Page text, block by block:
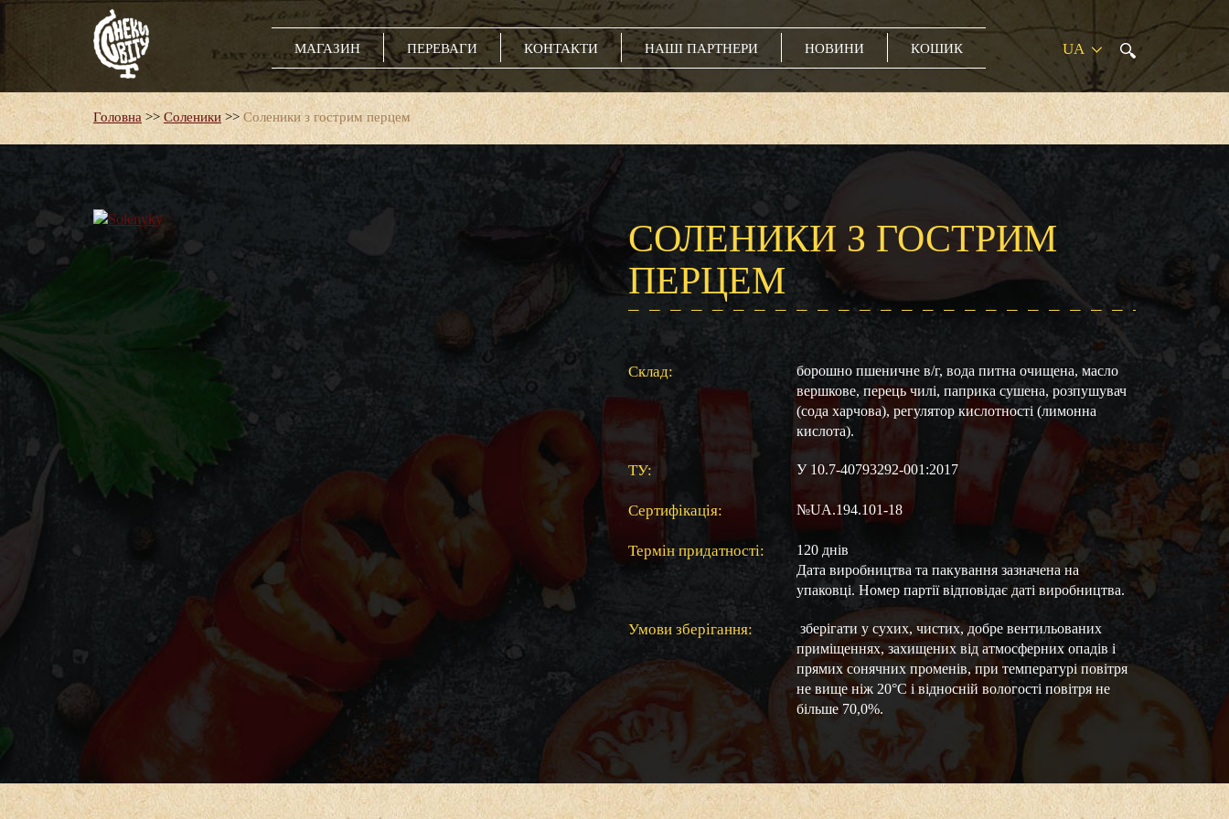
МАГАЗИН ПЕРЕВАГИ КОНТАКТИ НАШІ ПАРТНЕРИ НОВИНИ КОШИК
Головна >>Соленики >> Соленики з гострим перцем
СОЛЕНИКИ З ГОСТРИМ
ПЕРЦЕМ
Склад:
борошно пшеничне в/г, вода питна очищена, масло
вершкове, перець чилі, паприка сушена, розпушувач
(сода харчова), регулятор кислотності (лимонна
кислота).
ТУ: У 10.7-40793292-001:2017
Сертифікація: №UA.194.101-18
Термін придатності:
120 днів
Дата виробництва та пакування зазначена на
упаковці. Номер партії відповідає даті виробництва.
Умови зберігання:
зберігати у сухих, чистих, добре вентильованих
приміщеннях, захищених від атмосферних опадів і
прямих сонячних променів, при температурі повітря
не вище ніж 20°С і відносній вологості повітря не
більше 70,0%.